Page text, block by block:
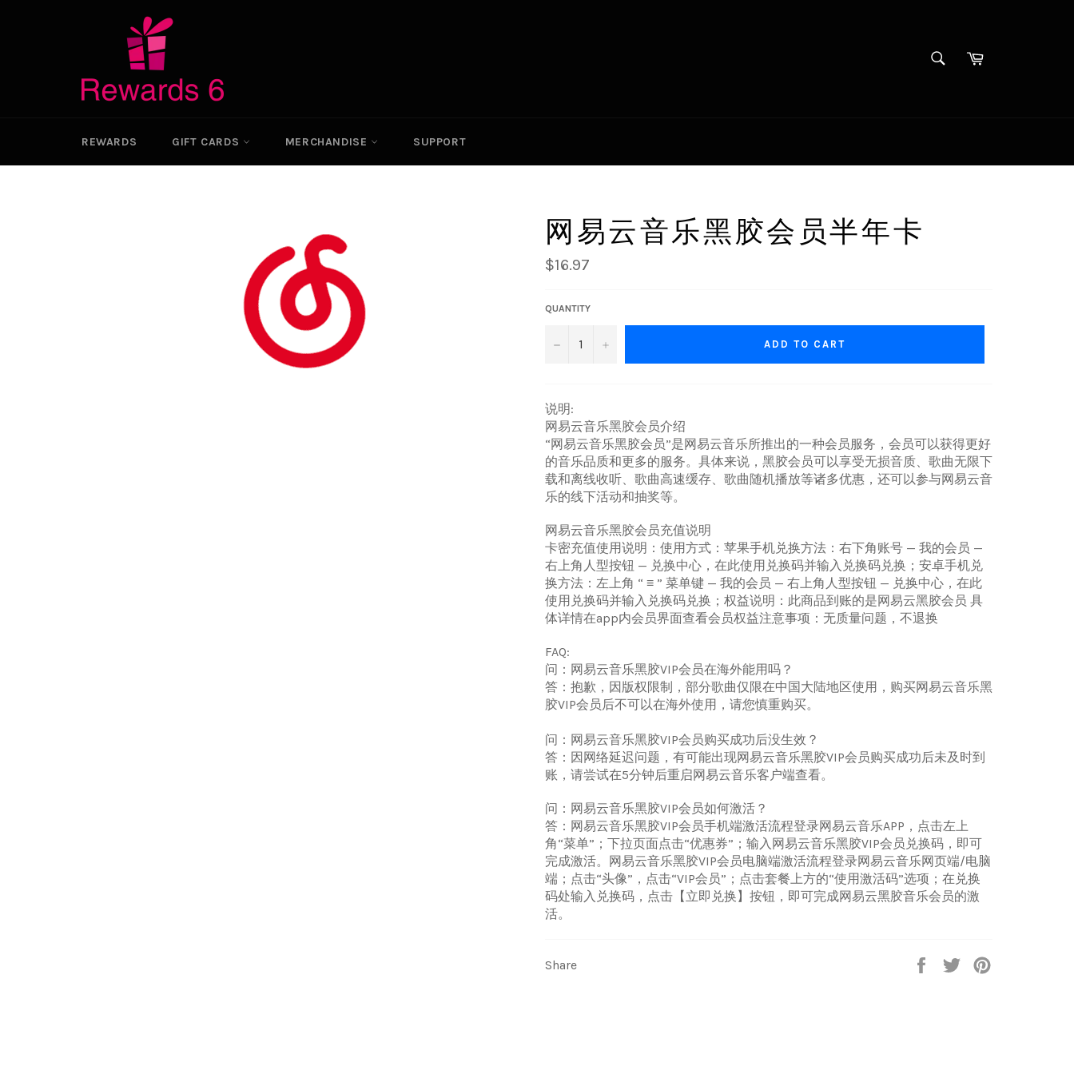
SEARCHCart
REWARDS GIFT CARDS MERCHANDISE SUPPORT
网易云音乐黑胶会员半年卡
Regular
price
$16.97
QUANTITY
− + ADD TO CART
说明:
网易云音乐黑胶会员介绍
“网易云音乐黑胶会员”是网易云音乐所推出的一种会员服务，会员可以获得更好
的音乐品质和更多的服务。具体来说，黑胶会员可以享受无损音质、歌曲无限下
载和离线收听、歌曲高速缓存、歌曲随机播放等诸多优惠，还可以参与网易云音
乐的线下活动和抽奖等。
网易云音乐黑胶会员充值说明
卡密充值使用说明：使用方式：苹果手机兑换方法：右下角账号 — 我的会员 —
右上角人型按钮 — 兑换中心，在此使用兑换码并输入兑换码兑换；安卓手机兑
换方法：左上角 “ ≡ ” 菜单键 — 我的会员 — 右上角人型按钮 — 兑换中心，在此
使用兑换码并输入兑换码兑换；权益说明：此商品到账的是网易云黑胶会员 具
体详情在app内会员界面查看会员权益注意事项：无质量问题，不退换
FAQ:
问：网易云音乐黑胶VIP会员在海外能用吗？
答：抱歉，因版权限制，部分歌曲仅限在中国大陆地区使用，购买网易云音乐黑
胶VIP会员后不可以在海外使用，请您慎重购买。
问：网易云音乐黑胶VIP会员购买成功后没生效？
答：因网络延迟问题，有可能出现网易云音乐黑胶VIP会员购买成功后未及时到
账，请尝试在5分钟后重启网易云音乐客户端查看。
问：网易云音乐黑胶VIP会员如何激活？
答：网易云音乐黑胶VIP会员手机端激活流程登录网易云音乐APP，点击左上
角“菜单”；下拉页面点击“优惠券”；输入网易云音乐黑胶VIP会员兑换码，即可
完成激活。网易云音乐黑胶VIP会员电脑端激活流程登录网易云音乐网页端/电脑
端；点击“头像”，点击“VIP会员”；点击套餐上方的“使用激活码”选项；在兑换
码处输入兑换码，点击【立即兑换】按钮，即可完成网易云黑胶音乐会员的激
活。
Share
Share
Tweet